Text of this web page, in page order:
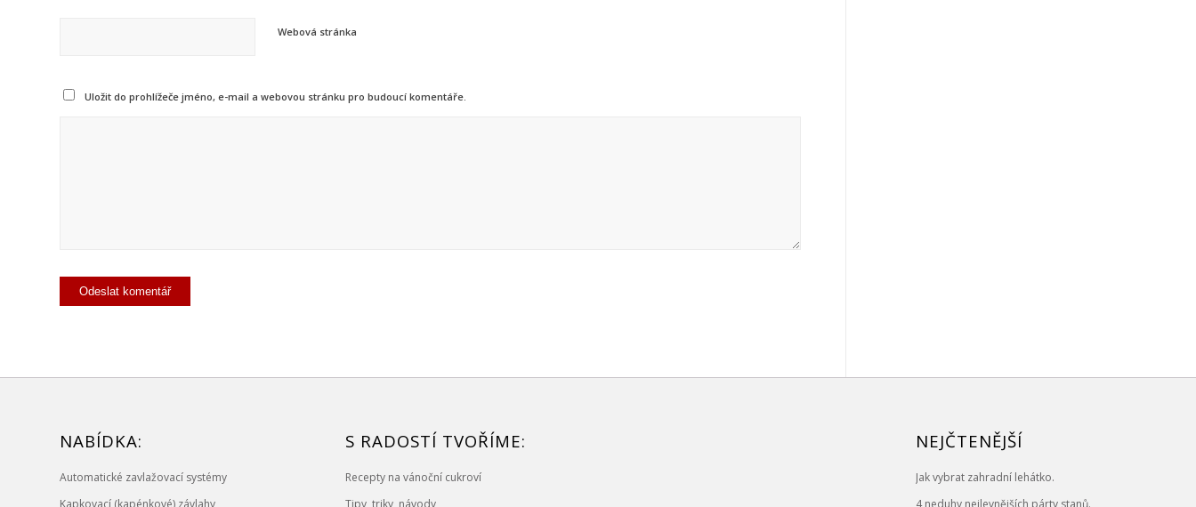
Webová stránka
Uložit do prohlížeče jméno, e-mail a webovou stránku pro budoucí komentáře.
NABÍDKA:
Automatické zavlažovací systémy
Kapkovací (kapénkové) závlahy
S RADOSTÍ TVOŘÍME:
Recepty na vánoční cukroví
Tipy, triky, návody
NEJČTENĚJŠÍ
Jak vybrat zahradní lehátko.
4 neduhy nejlevnějších párty stanů.